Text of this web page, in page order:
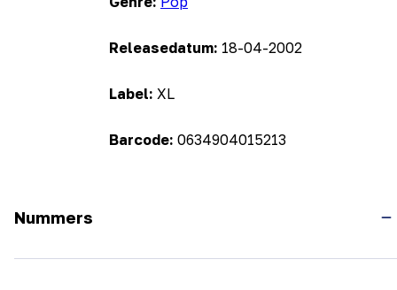
Releasedatum: 18-04-2002
Label: XL
Barcode: 0634904015213
Nummers